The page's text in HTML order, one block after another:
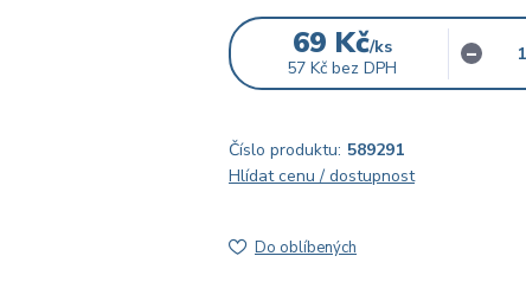
69 Kč/ks
57 Kč bez DPH
Číslo produktu: 589291
Hlídat cenu / dostupnost
Do oblíbených